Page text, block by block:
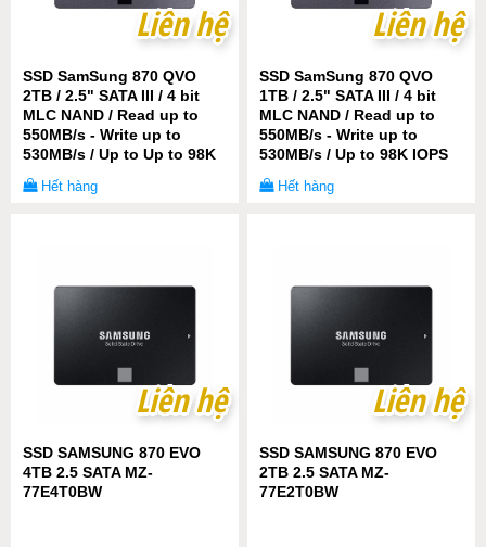
Liên hệ
Liên hệ
SSD SamSung 870 QVO
2TB / 2.5" SATA III / 4 bit
MLC NAND / Read up to
550MB/s - Write up to
530MB/s / Up to Up to 98K
MLC V-NAND 4 bit /
Hết hàng
Liên hệ
Liên hệ
SSD SamSung 870 QVO
1TB / 2.5" SATA III / 4 bit
MLC NAND / Read up to
550MB/s - Write up to
530MB/s / Up to 98K IOPS
V-NAND 4 bit/ 360TBW
Hết hàng
Liên hệ
Liên hệ
SSD SAMSUNG 870 EVO
4TB 2.5 SATA MZ-
77E4T0BW
Liên hệ
Liên hệ
SSD SAMSUNG 870 EVO
2TB 2.5 SATA MZ-
77E2T0BW